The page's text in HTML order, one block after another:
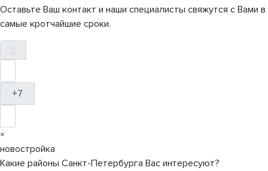
Оставьте Ваш контакт и наши специалисты свяжутся с Вами в
самые кротчайшие сроки.
+7
×
новостройка
Какие районы Санкт-Петербурга Вас интересуют?